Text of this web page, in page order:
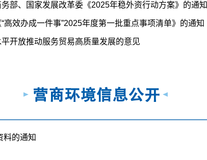
部、国家发展改革委《2025年稳外资行动方案》的通知
高效办成一件事”2025年度第一批重点事项清单》的通知
开放推动服务贸易高质量发展的意见
料的通知